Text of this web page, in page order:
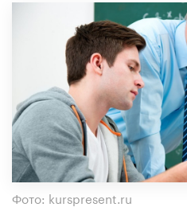
Фото: kurspresent.ru